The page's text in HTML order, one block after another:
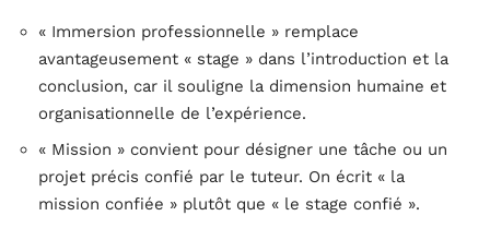
« Immersion professionnelle » remplace
avantageusement « stage » dans l’introduction et la
conclusion, car il souligne la dimension humaine et
organisationnelle de l’expérience.
« Mission » convient pour désigner une tâche ou un
projet précis confié par le tuteur. On écrit « la
mission confiée » plutôt que « le stage confié ».